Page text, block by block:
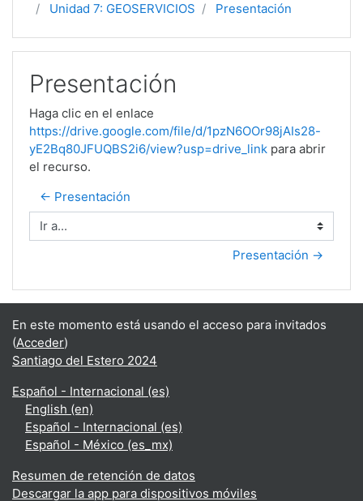
Unidad 7: GEOSERVICIOS
Presentación
Presentación
Haga clic en el enlace
https://drive.google.com/file/d/1pzN6OOr98jAIs28-
yE2Bq80JFUQBS2i6/view?usp=drive_link para abrir
el recurso.
← Presentación
Ir a...
Presentación →
En este momento está usando el acceso para invitados
(Acceder)
Santiago del Estero 2024
Español - Internacional ‎(es)‎
English ‎(en)‎
Español - Internacional ‎(es)‎
Español - México ‎(es_mx)‎
Resumen de retención de datos
Descargar la app para dispositivos móviles